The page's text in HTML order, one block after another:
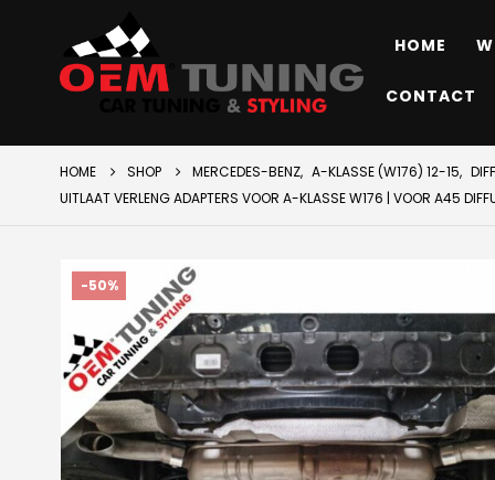
HOME
CONTACT
HOME SHOP MERCEDES-BENZ, A-KLASSE (W176) 12-15,
UITLAAT VERLENG ADAPTERS VOOR A-KLASSE W176 | VOOR A45
-50%